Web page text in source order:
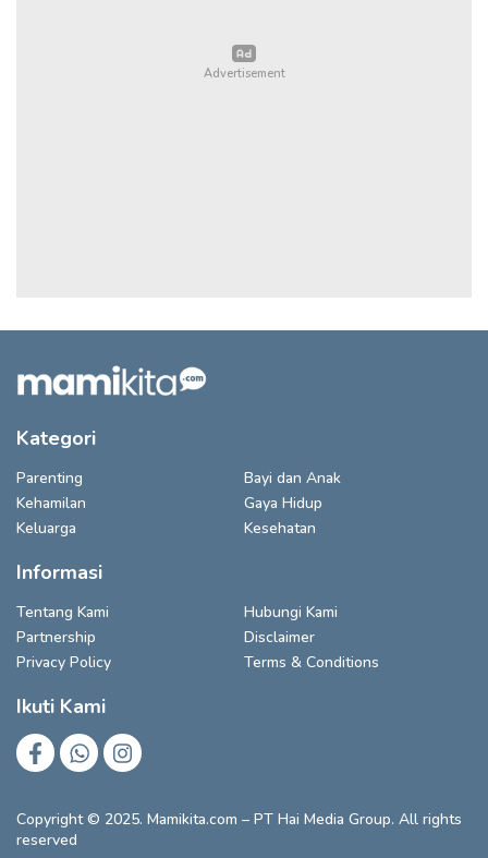
Kategori
Parenting
Bayi dan Anak
Kehamilan
Gaya Hidup
Keluarga
Kesehatan
Informasi
Tentang Kami
Hubungi Kami
Partnership
Disclaimer
Privacy Policy
Terms & Conditions
Ikuti Kami
Copyright © 2025. Mamikita.com – PT Hai Media Group. All rights
reserved